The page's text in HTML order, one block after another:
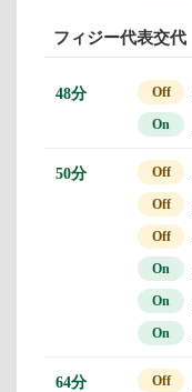
フィジー代表交代
48分 Off
On
50分 Off
Off
Off
On
On
On
64分 Off